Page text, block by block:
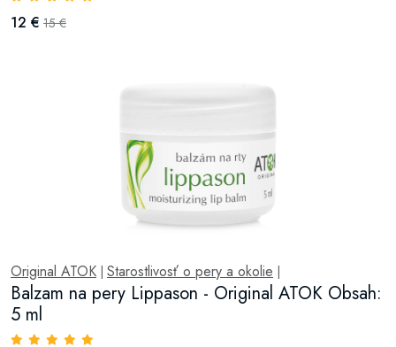
12 € 15 €
Original ATOK Starostlivosť o pery a okolie
Balzam na pery Lippason - Original ATOK Obsah:
5 ml